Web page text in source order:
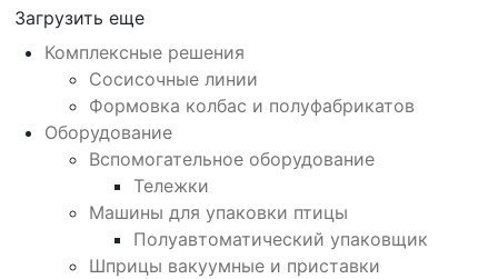
Загрузить еще
Комплексные решения
Сосисочные линии
Формовка колбас и полуфабрикатов
Оборудование
Вспомогательное оборудование
Тележки
Машины для упаковки птицы
Полуавтоматический упаковщик
Шприцы вакуумные и приставки